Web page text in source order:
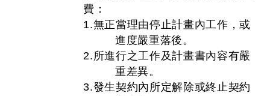
費：
1.無正當理由停止計畫內工作，或
進度嚴重落後。
2.所進行之工作及計畫書內容有嚴
重差異。
3.發生契約內所定解除或終止契約